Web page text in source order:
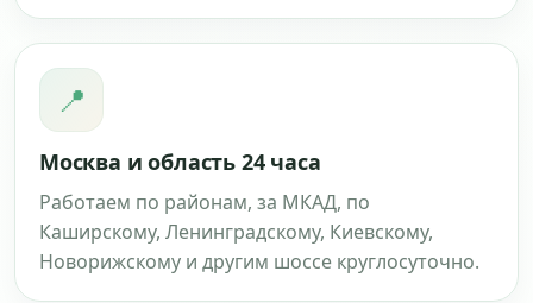
📍
Москва и область 24 часа
Работаем по районам, за МКАД, по
Каширскому, Ленинградскому, Киевскому,
Новорижскому и другим шоссе круглосуточно.